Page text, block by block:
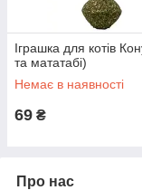
Іграшка для котів
та мататабі)
Немає в наявності
69 ₴
Про нас